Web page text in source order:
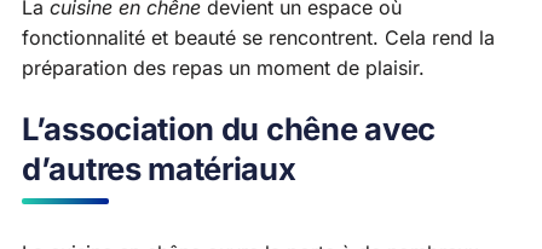
La cuisine en chêne devient un espace où
fonctionnalité et beauté se rencontrent. Cela rend la
préparation des repas un moment de plaisir.
L’association du chêne avec
d’autres matériaux